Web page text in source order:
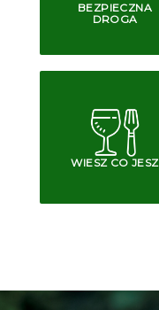
BEZPIECZNA
DROGA
WIESZ CO JESZ